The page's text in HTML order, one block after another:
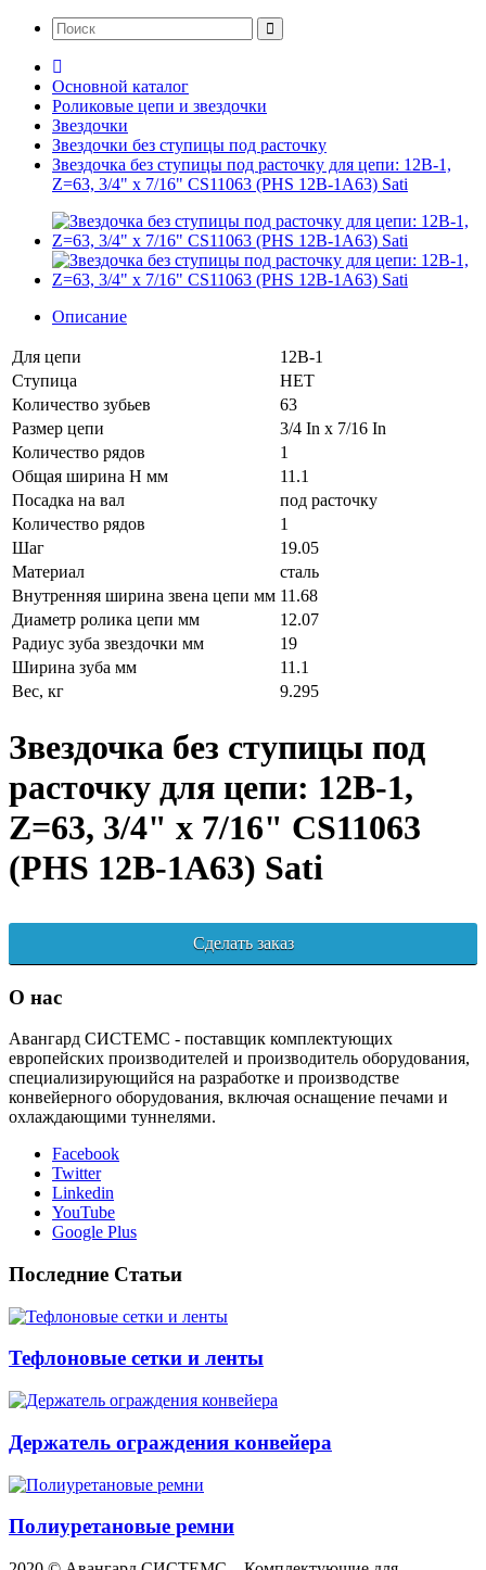
Основной каталог
Роликовые цепи и звездочки
Звездочки
Звездочки без ступицы под расточку
Звездочка без ступицы под расточку для цепи: 12B-1,
Z=63, 3/4" x 7/16" CS11063 (PHS 12B-1A63) Sati
Описание
Для цепи
12B-1
Ступица
НЕТ
Количество зубьев
63
Размер цепи
3/4 In x 7/16 In
Количество рядов
1
Общая ширина H мм
11.1
Посадка на вал
под расточку
Количество рядов
1
Шаг
19.05
Материал
сталь
Внутренняя ширина звена цепи мм 11.68
Диаметр ролика цепи мм
12.07
Радиус зуба звездочки мм
19
Ширина зуба мм
11.1
Вес, кг
9.295
Звездочка без ступицы под
расточку для цепи: 12B-1,
Z=63, 3/4" x 7/16" CS11063
(PHS 12B-1A63) Sati
Сделать заказ
О нас
Авангард СИСТЕМС - поставщик комплектующих
европейских производителей и производитель оборудования,
специализирующийся на разработке и производстве
конвейерного оборудования, включая оснащение печами и
охлаждающими туннелями.
Facebook
Twitter
Linkedin
YouTube
Google Plus
Последние Статьи
Тефлоновые сетки и ленты
Держатель ограждения конвейера
Полиуретановые ремни